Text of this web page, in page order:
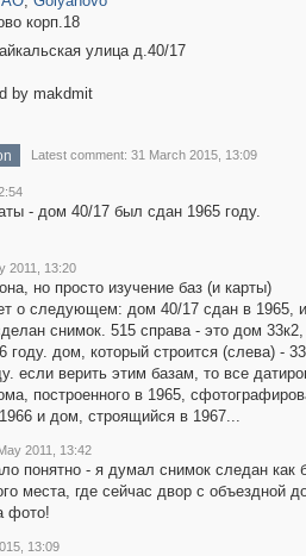
корп.18
улица д.40/17
by makdmit
Latest comment: 31 March 2015, 13:09
- дом 40/17 был сдан 1965 году.
2011, 13:20
но просто изучение баз (и карты)
о следующем: дом 40/17 сдан в 1965,
снимок. 515 справа - это дом
году. дом, который строится (слева) -
если верить этим базам, то все
построенного в 1965,
и дом, строящийся в 1967...
2011, 13:42
понятно - я думал снимок следан как
места, где сейчас двор с объездной
фото!
13:09